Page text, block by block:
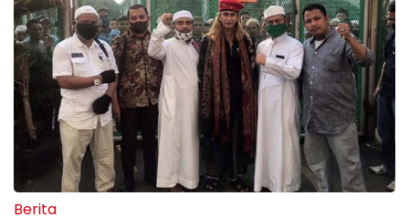
Berita